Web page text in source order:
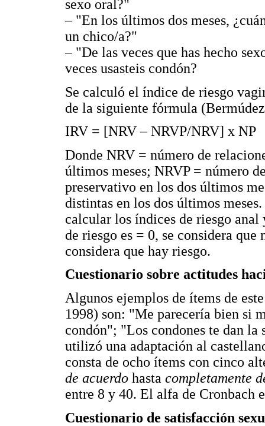
sexo oral?"
– "En los últimos dos meses,
un chico/a?"
– "De las veces que has hecho
veces usasteis condón?
Se calculó el índice de riesgo
de la siguiente fórmula
IRV = [NRV – NRVP/NRV] x NP
Donde NRV = número de
últimos meses; NRVP = número
preservativo en los dos últimos
distintas en los dos últimos
calcular los índices de riesgo
de riesgo es = 0, se considera
considera que hay riesgo.
Cuestionario sobre actitudes
Algunos ejemplos de ítems de
1998) son: "Me parecería bien si
condón"; "Los condones te dan la
utilizó una adaptación al
consta de ocho ítems con cinco
de acuerdo hasta completamente
entre 8 y 40. El alfa de Cronbach
Cuestionario de satisfacción